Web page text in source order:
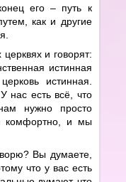
его – путь к
как и другие
и говорят:
истинная
истинная.
нас есть всё, что
нужно просто
комфортно, и мы
Вы думаете,
что у вас есть